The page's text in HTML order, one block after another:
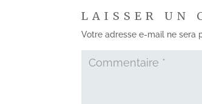
LAISSER UN
Votre adresse e-mail ne sera